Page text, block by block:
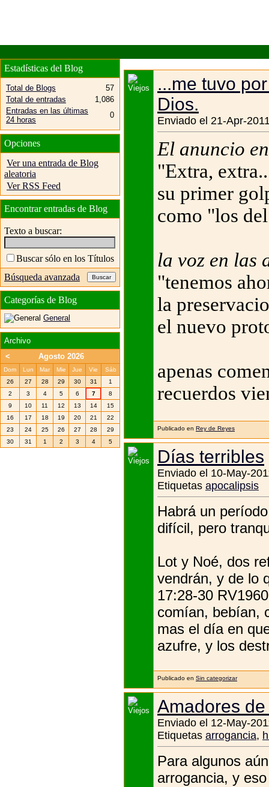
...me tuvo
Dios.
Enviado el 21-Apr-
El anuncio
"Extra,
su primer
como "los
la voz en las
"tenemos
la
el nuevo
apenas
recuerdos
Publicado en Rey de Reyes
Días terribles
Enviado el 10-May-
Etiquetas apocalipsis
Habrá un
difícil, pero
Lot y Noé, dos
vendrán, y de lo
17:28-30
comían, bebían,
mas el día en
azufre, y los
Publicado en Sin categorizar
Amadores
Enviado el 12-May-
Etiquetas arrogancia,
Para algunos
arrogancia, y
Estadísticas del Blog
Total de Blogs
57
Total de entradas
1,086
Entradas en las últimas
24 horas
0
Opciones
Ver una entrada de Blog
aleatoria
Ver RSS Feed
Encontrar entradas de Blog
Texto a buscar:
Buscar sólo en los Títulos
Búsqueda avanzada
Categorías de Blog
General
Archivo
<
Agosto 2026
Dom Lun Mar Mie Jue Vie
Sáb
26
27 28 29 30 31
1
2
3 4 5 6 7
8
9
10 11 12 13 14
15
16
17 18 19 20 21
22
23
24 25 26 27 28
29
30
31 1 2 3 4 5